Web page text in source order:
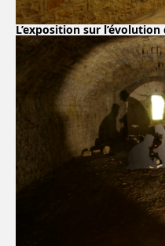
L’exposition sur